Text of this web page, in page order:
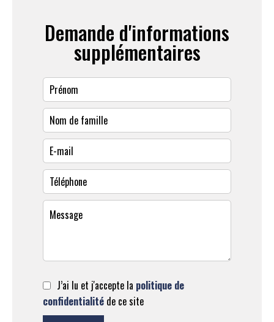
Demande d'informations
supplémentaires
J’ai lu et j'accepte la politique de
confidentialité de ce site